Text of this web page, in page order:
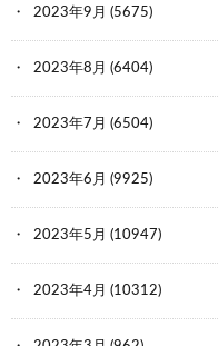
2023年9月 (5675)
2023年8月 (6404)
2023年7月 (6504)
2023年6月 (9925)
2023年5月 (10947)
2023年4月 (10312)